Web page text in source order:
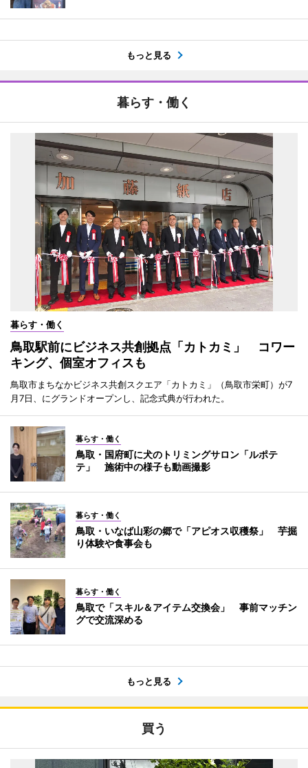
もっと見る
暮らす・働く
暮らす・働く
鳥取駅前にビジネス共創拠点「カトカミ」 コワー
キング、個室オフィスも
鳥取市まちなかビジネス共創スクエア「カトカミ」（鳥取市栄町）が7
月7日、にグランドオープンし、記念式典が行われた。
暮らす・働く
鳥取・国府町に犬のトリミングサロン「ルポテ
テ」 施術中の様子も動画撮影
暮らす・働く
鳥取・いなば山彩の郷で「アピオス収穫祭」 芋掘
り体験や食事会も
暮らす・働く
鳥取で「スキル＆アイテム交換会」 事前マッチン
グで交流深める
もっと見る
買う